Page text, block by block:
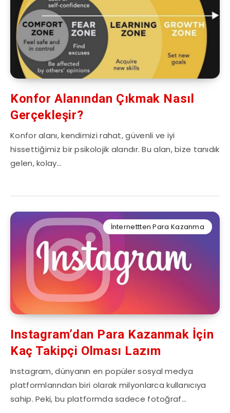
Konfor Alanından Çıkmak Nasıl
Gerçekleşir?
Konfor alanı, kendimizi rahat, güvenli ve iyi
hissettiğimiz bir psikolojik alandır. Bu alan, bize tanıdık
gelen, kolay…
İnternettten Para Kazanma
Instagram’dan Para Kazanmak İçin
Kaç Takipçi Olması Lazım
Instagram, dünyanın en popüler sosyal medya
platformlarından biri olarak milyonlarca kullanıcıya
sahip. Peki, bu platformda sadece fotoğraf…